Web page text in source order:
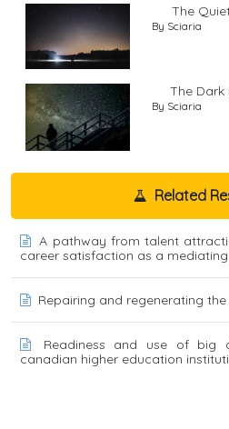
The
By Sciaria
The Dark
By Sciaria
Related
A pathway from talent
career satisfaction as a
Repairing and regenerating
Readiness and use of big
canadian higher education